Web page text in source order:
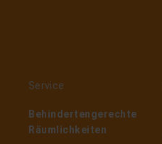
Service
Behindertengerechte
Räumlichkeiten